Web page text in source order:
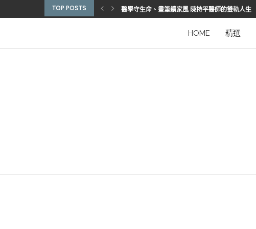
TOP POSTS 醫學守生命、畫筆續家風 陳持平醫師的雙軌人生
2025優秀護理人員表揚 看見疫後醫護堅韌
從臨床到國際舞台 江秉穎醫師的睡眠醫學之路
陳曾基院長：從紅榜少年到偏鄉醫院守望者
臺灣腦健康協會學術研討會 腦疾權威重磅登場
HOME 精選